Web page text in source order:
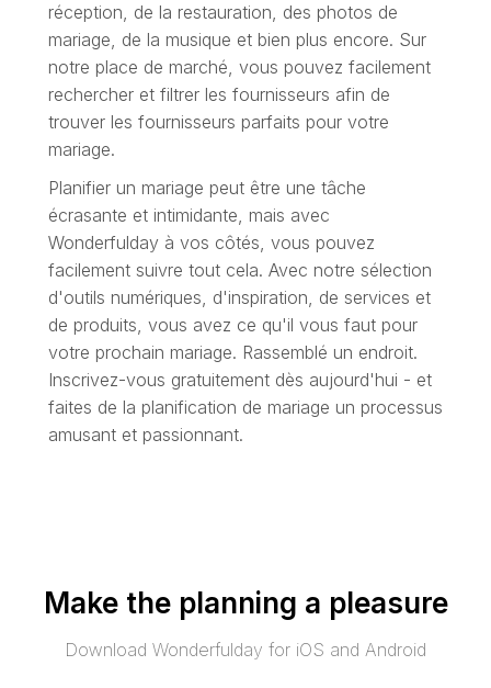
réception, de la restauration, des photos de
mariage, de la musique et bien plus encore. Sur
notre place de marché, vous pouvez facilement
rechercher et filtrer les fournisseurs afin de
trouver les fournisseurs parfaits pour votre
mariage.
Planifier un mariage peut être une tâche
écrasante et intimidante, mais avec
Wonderfulday à vos côtés, vous pouvez
facilement suivre tout cela. Avec notre sélection
d'outils numériques, d'inspiration, de services et
de produits, vous avez ce qu'il vous faut pour
votre prochain mariage. Rassemblé un endroit.
Inscrivez-vous gratuitement dès aujourd'hui - et
faites de la planification de mariage un processus
amusant et passionnant.
Make the planning a pleasure
Download Wonderfulday for iOS and Android